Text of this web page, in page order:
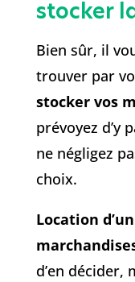
stocker
Bien sûr, il
trouver par
stocker vos
prévoyez d’y
ne négligez
choix.
Location
d’en décider,